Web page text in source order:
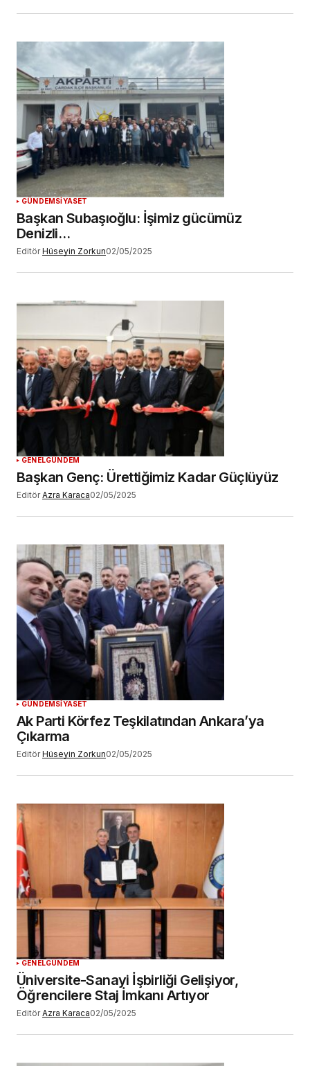
GÜNDEMSİYASET
Başkan Subaşıoğlu: İşimiz gücümüz
Denizli…
Editör Hüseyin Zorkun02/05/2025
GENELGÜNDEM
Başkan Genç: Ürettiğimiz Kadar Güçlüyüz
Editör Azra Karaca02/05/2025
GÜNDEMSİYASET
Ak Parti Körfez Teşkilatından Ankara’ya
Çıkarma
Editör Hüseyin Zorkun02/05/2025
GENELGÜNDEM
Üniversite-Sanayi İşbirliği Gelişiyor,
Öğrencilere Staj İmkanı Artıyor
Editör Azra Karaca02/05/2025